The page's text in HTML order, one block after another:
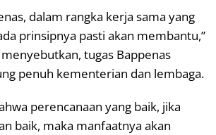
dalam rangka kerja sama yang
prinsipnya pasti akan membantu,”
tugas Bappenas
penuh kementerian dan lembaga.
perencanaan yang baik, jika
baik, maka manfaatnya akan